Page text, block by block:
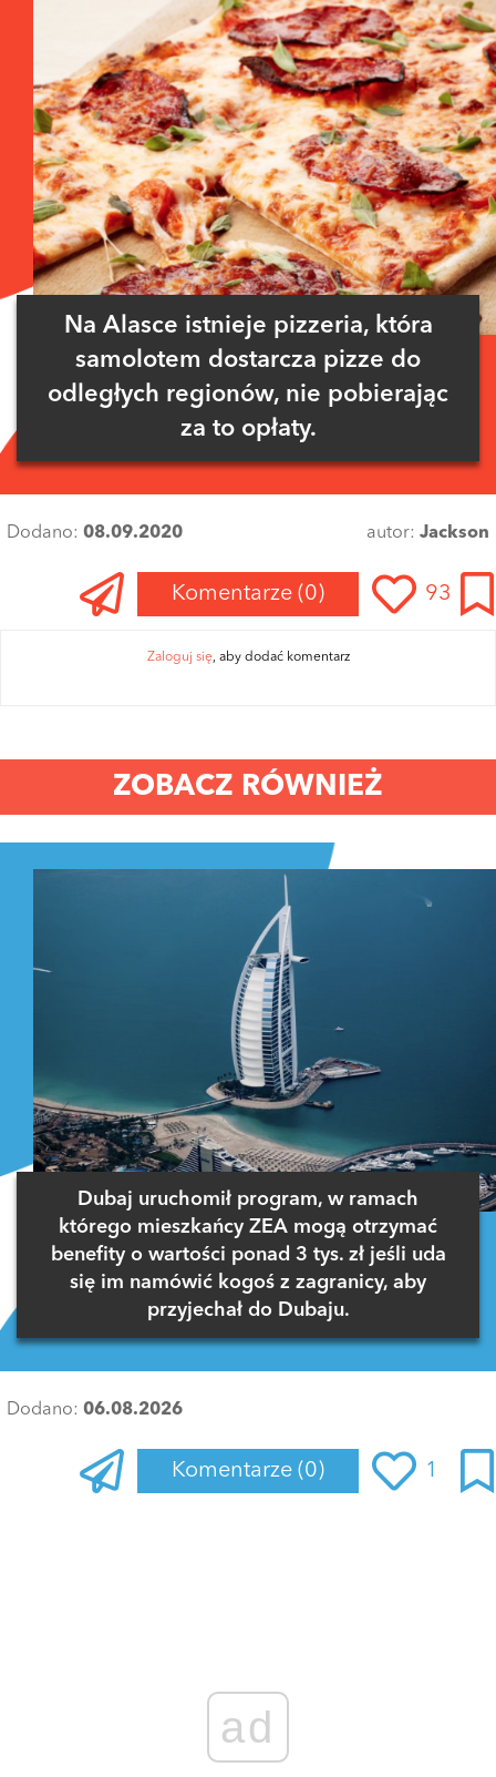
Na Alasce istnieje pizzeria, która
samolotem dostarcza pizze do
odległych regionów, nie pobierając
za to opłaty.
Dodano: 08.09.2020 autor: Jackson
Komentarze (0) 93
Zaloguj się, aby dodać komentarz
ZOBACZ RÓWNIEŻ
Dubaj uruchomił program, w ramach
którego mieszkańcy ZEA mogą otrzymać
benefity o wartości ponad 3 tys. zł jeśli uda
się im namówić kogoś z zagranicy, aby
przyjechał do Dubaju.
Dodano: 06.08.2026
Komentarze (0) 1
ad